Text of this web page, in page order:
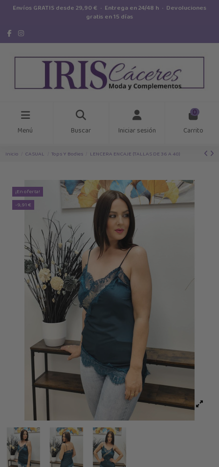
Envíos GRATIS desde 29,90 € · Entrega en 24/48 h · Devoluciones
gratis en 15 días
Menú Buscar Iniciar sesión
0
Carrito
Inicio CASUAL Tops Y Bodies LENCERA ENCAJE (TALLAS DE 36 A 40)
¡En oferta!
-9,91 €